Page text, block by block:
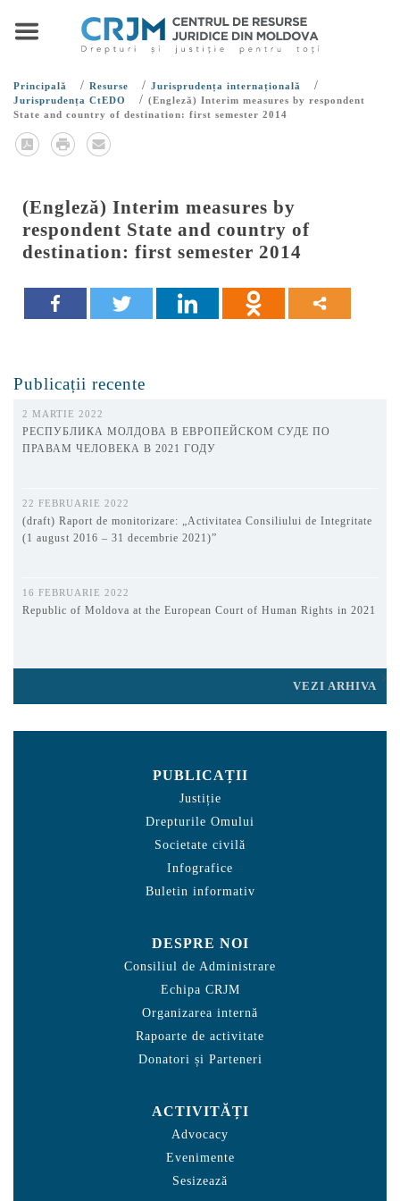
Principală / Resurse / Jurisprudența internațională /
Jurisprudența CtEDO / (Engleză) Interim measures by respondent
State and country of destination: first semester 2014
(Engleză) Interim measures by
respondent State and country of
destination: first semester 2014
Publicații recente
2 MARTIE 2022
РЕСПУБЛИКА МОЛДОВА В ЕВРОПЕЙСКОМ СУДЕ ПО
ПРАВАМ ЧЕЛОВЕКА В 2021 ГОДУ
22 FEBRUARIE 2022
(draft) Raport de monitorizare: „Activitatea Consiliului de Integritate
(1 august 2016 – 31 decembrie 2021)”
16 FEBRUARIE 2022
Republic of Moldova at the European Court of Human Rights in 2021
VEZI ARHIVA
PUBLICAȚII
Justiție
Drepturile Omului
Societate civilă
Infografice
Buletin informativ
DESPRE NOI
Consiliul de Administrare
Echipa CRJM
Organizarea internă
Rapoarte de activitate
Donatori și Parteneri
ACTIVITĂȚI
Advocacy
Evenimente
Sesizează